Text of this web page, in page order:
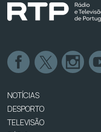
NOTÍCIAS
DESPORTO
TELEVISÃO